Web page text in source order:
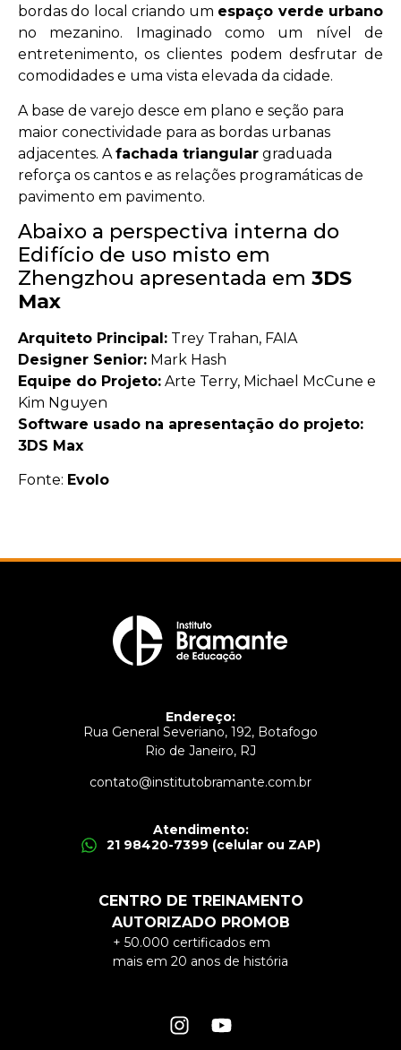
bordas do local criando um espaço verde urbano
no mezanino. Imaginado como um nível de
entretenimento, os clientes podem desfrutar de
comodidades e uma vista elevada da cidade.
A base de varejo desce em plano e seção para
maior conectividade para as bordas urbanas
adjacentes. A fachada triangular graduada
reforça os cantos e as relações programáticas de
pavimento em pavimento.
Abaixo a perspectiva interna do
Edifício de uso misto em
Zhengzhou apresentada em 3DS
Max
Arquiteto Principal: Trey Trahan, FAIA
Designer Senior: Mark Hash
Equipe do Projeto: Arte Terry, Michael McCune e
Kim Nguyen
Software usado na apresentação do projeto:
3DS Max
Fonte: Evolo
Endereço:
Rua General Severiano, 192, Botafogo
Rio de Janeiro, RJ
contato@institutobramante.com.br
Atendimento:
21 98420-7399 (celular ou ZAP)
CENTRO DE TREINAMENTO
AUTORIZADO PROMOB
+ 50.000 certificados em
mais em 20 anos de história